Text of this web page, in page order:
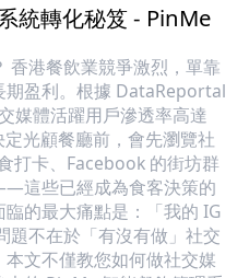
統轉化秘笈 - PinMe
香港餐飲業競爭激烈，單靠
期盈利。根據 DataReportal
媒體活躍用戶滲透率高達
光顧餐廳前，會先瀏覽社
打卡、Facebook 的街坊群
這些已經成為食客決策的
的最大痛點是：「我的 IG
題不在於「有沒有做」社交
文不僅教您如何做社交媒